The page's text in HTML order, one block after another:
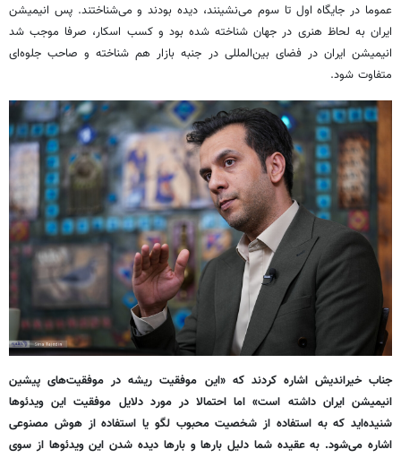
عموما در جایگاه اول تا سوم می‌نشینند، دیده بودند و می‌شناختند. پس انیمیشن
ایران به لحاظ هنری در جهان شناخته شده بود و کسب اسکار، صرفا موجب شد
انیمیشن ایران در فضای بین‌المللی در جنبه بازار هم شناخته و صاحب جلوه‌ای
متفاوت شود.
جناب خیراندیش اشاره کردند که «این موفقیت ریشه در موفقیت‌های پیشین
انیمیشن ایران داشته است» اما احتمالا در مورد دلایل موفقیت این ویدئوها
شنیده‌اید که به استفاده از شخصیت‌ محبوب لگو یا استفاده از هوش مصنوعی
اشاره می‌شود. به عقیده شما دلیل بارها و بارها دیده شدن این ویدئوها از سوی